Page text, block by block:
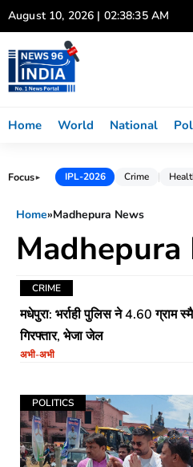
Skip
to
content
August 10, 2026 | 02:38:36 AM
Home World National
Focus► IPL-2026 Crime
Home»Madhepura News
Madhepura
CRIME
मधेपुरा: भर्राही पुलिस ने 4.60
गिरफ्तार, भेजा जेल
अभी-अभी
POLITICS